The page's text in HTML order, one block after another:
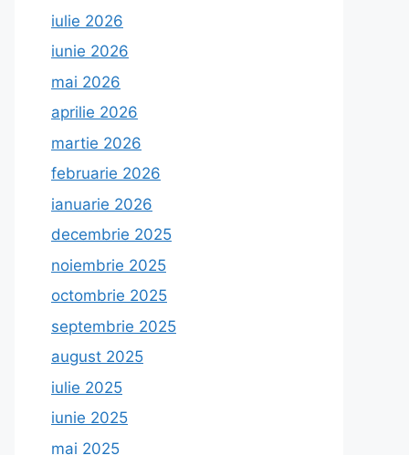
iulie 2026
iunie 2026
mai 2026
aprilie 2026
martie 2026
februarie 2026
ianuarie 2026
decembrie 2025
noiembrie 2025
octombrie 2025
septembrie 2025
august 2025
iulie 2025
iunie 2025
mai 2025